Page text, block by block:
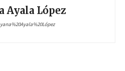
Ayala López